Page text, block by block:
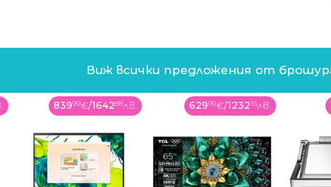
Виж всички предложения от
83999€/164288лв. 62999€/123216лв.